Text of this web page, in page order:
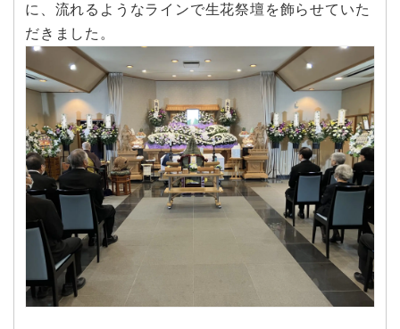
に、流れるようなラインで生花祭壇を飾らせていた
だきました。